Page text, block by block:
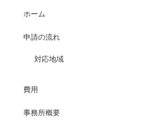
ホーム
申請の流れ
対応地域
費用
事務所概要